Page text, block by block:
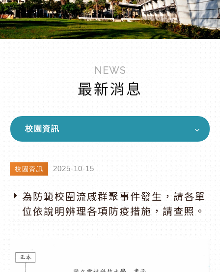
NEWS
最新消息
校園資訊
校園資訊 2025-10-15
為防範校圍流戚群聚事件發生，請各單
位依說明辨理各項防疫措施，請查照。